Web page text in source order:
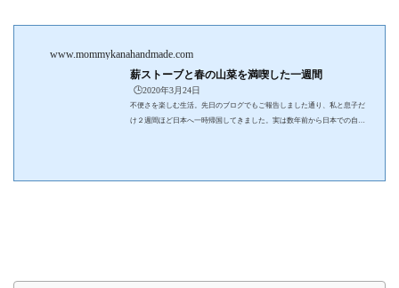
www.mommykanahandmade.com
薪ストーブと春の山菜を満喫した一週間
🕒️2020年3月24日
不便さを楽しむ生活。先日のブログでもご報告しました通り、私と息子だ
け２週間ほど日本へ一時帰国してきました。実は数年前から日本での自宅
で、今回はそこでの生活を少しだけ紹介させてください。滞在中で出会っ